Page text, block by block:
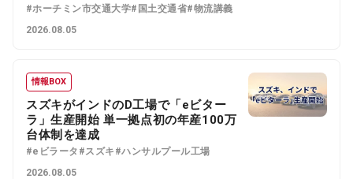
#ホーチミン市交通大学#国土交通省#物流講義
2026.08.05
情報BOX
スズキがインドのD工場で「eビター
ラ」生産開始 単一拠点初の年産100万
台体制を達成
#eビラータ #スズキ #ハンサルプール工場
2026.08.05